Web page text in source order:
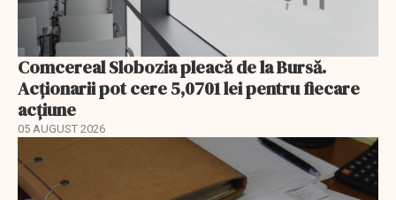
Comcereal Slobozia pleacă de la Bursă.
Acționarii pot cere 5,0701 lei pentru fiecare
acțiune
05 AUGUST 2026